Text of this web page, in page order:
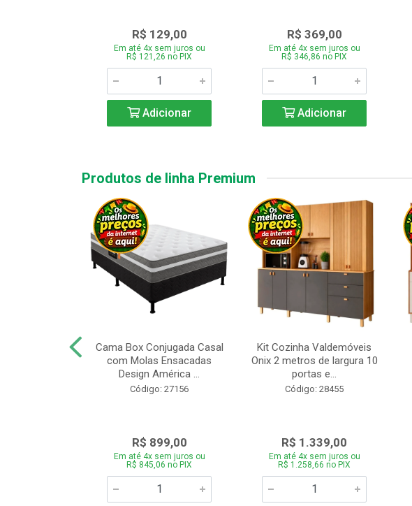
R$ 129,00
Em até 4x sem juros ou
R$ 121,26 no PIX
Adicionar
R$ 369,00
Em até 4x sem juros ou
R$ 346,86 no PIX
Adicionar
Produtos de linha Premium
Cama Box Conjugada Casal
com Molas Ensacadas
Design América ...
Código: 27156
R$ 899,00
Em até 4x sem juros ou
R$ 845,06 no PIX
Kit Cozinha Valdemóveis
Onix 2 metros de largura 10
portas e...
Código: 28455
R$ 1.339,00
Em até 4x sem juros ou
R$ 1.258,66 no PIX